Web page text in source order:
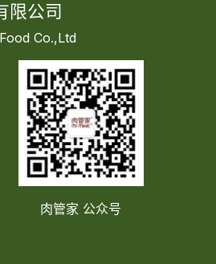
限公司
Co.,Ltd
肉管家 公众号